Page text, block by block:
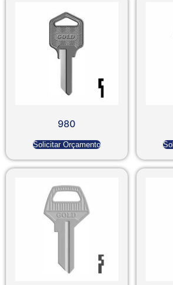
980
Solicitar Orçamento